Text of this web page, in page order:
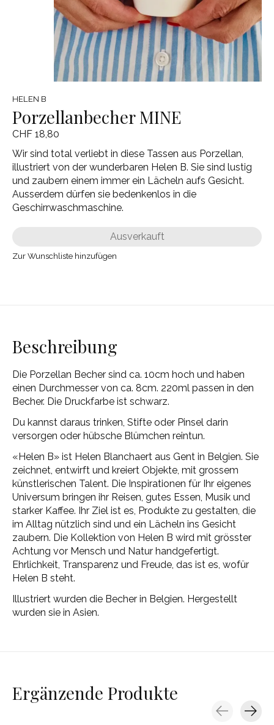
HELEN B
Porzellanbecher MINE
CHF 18,80
Wir sind total verliebt in diese Tassen aus Porzellan,
illustriert von der wunderbaren Helen B. Sie sind lustig
und zaubern einem immer ein Lächeln aufs Gesicht.
Ausserdem dürfen sie bedenkenlos in die
Geschirrwaschmaschine.
Ausverkauft
Zur Wunschliste hinzufügen
Beschreibung
Die Porzellan Becher sind ca. 10cm hoch und haben
einen Durchmesser von ca. 8cm. 220ml passen in den
Becher. Die Druckfarbe ist schwarz.
Du kannst daraus trinken, Stifte oder Pinsel darin
versorgen oder hübsche Blümchen reintun.
«Helen B» ist Helen Blanchaert aus Gent in Belgien. Sie
zeichnet, entwirft und kreiert Objekte, mit grossem
künstlerischen Talent. Die Inspirationen für Ihr eigenes
Universum bringen ihr Reisen, gutes Essen, Musik und
starker Kaffee. Ihr Ziel ist es, Produkte zu gestalten, die
im Alltag nützlich sind und ein Lächeln ins Gesicht
zaubern. Die Kollektion von Helen B wird mit grösster
Achtung vor Mensch und Natur handgefertigt.
Ehrlichkeit, Transparenz und Freude, das ist es, wofür
Helen B steht.
Illustriert wurden die Becher in Belgien. Hergestellt
wurden sie in Asien.
Ergänzende Produkte